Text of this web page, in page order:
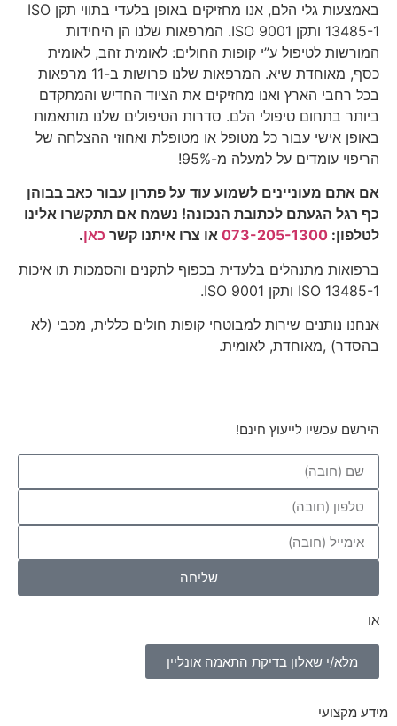
באמצעות גלי הלם, אנו מחזיקים באופן בלעדי בתווי תקן ISO
13485-1 ותקן ISO 9001. המרפאות שלנו הן היחידות
המורשות לטיפול ע”י קופות החולים: לאומית זהב, לאומית
כסף, מאוחדת שיא. המרפאות שלנו פרושות ב-11 מרפאות
בכל רחבי הארץ ואנו מחזיקים את הציוד החדיש והמתקדם
ביותר בתחום טיפולי הלם. סדרות הטיפולים שלנו מותאמות
באופן אישי עבור כל מטופל או מטופלת ואחוזי ההצלחה של
הריפוי עומדים על למעלה מ-95%!
אם אתם מעוניינים לשמוע עוד על פתרון עבור כאב בבוהן
כף רגל הגעתם לכתובת הנכונה! נשמח אם תתקשרו אלינו
לטלפון:
073-205-1300 או צרו איתנו קשר כאן.
ברפואות מתנהלים בלעדית בכפוף לתקנים והסמכות תו איכות
ISO 13485-1 ותקן ISO 9001.
אנחנו נותנים שירות למבוטחי קופות חולים כללית, מכבי (לא
בהסדר) ,מאוחדת, לאומית.
הירשם עכשיו לייעוץ חינם!
שליחה
או
מלא/י שאלון בדיקת התאמה אונליין
מידע מקצועי